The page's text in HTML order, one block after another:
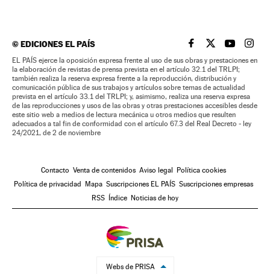
©EDICIONES EL PAÍS EL PAÍS BRASIL EN
EL PAÍSEL PAÍS
EL
EL PAÍS ejerce la oposición expresa frente al uso de sus obras y prestaciones en
la elaboración de revistas de prensa prevista en el artículo 32.1 del TRLPI;
también realiza la reserva expresa frente a la reproducción, distribución y
comunicación pública de sus trabajos y artículos sobre temas de actualidad
prevista en el artículo 33.1 del TRLPI; y, asimismo, realiza una reserva expresa
de las reproducciones y usos de las obras y otras prestaciones accesibles desde
este sitio web a medios de lectura mecánica u otros medios que resulten
adecuados a tal fin de conformidad con el artículo 67.3 del Real Decreto - ley
24/2021, de 2 de noviembre
Contacto Venta de contenidos Aviso legal Política cookies
Política de privacidad Mapa Suscripciones EL PAÍS Suscripciones empresas
RSS Índice Noticias de hoy
Webs de PRISA